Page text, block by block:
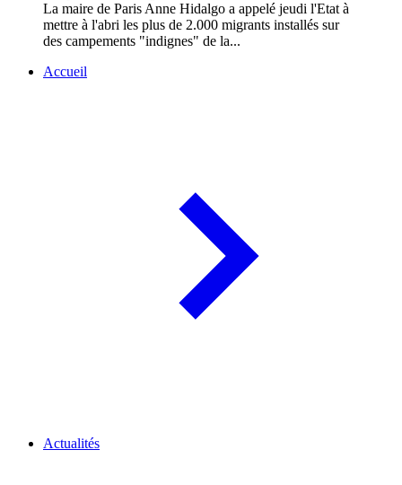
La maire de Paris Anne Hidalgo a appelé jeudi l'Etat à
mettre à l'abri les plus de 2.000 migrants installés sur
des campements "indignes" de la...
Accueil
Actualités